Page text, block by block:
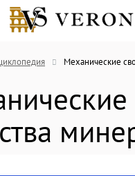
Механические